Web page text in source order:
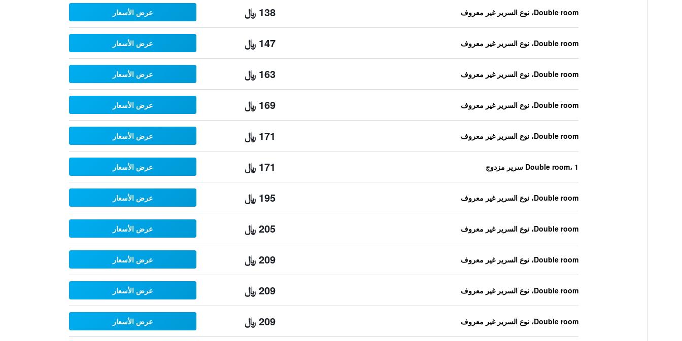
Double room، نوع السرير غير معروف 138 ﷼ عرض الأسعار
Double room، نوع السرير غير معروف 147 ﷼ عرض الأسعار
Double room، نوع السرير غير معروف 163 ﷼ عرض الأسعار
Double room، نوع السرير غير معروف 169 ﷼ عرض الأسعار
Double room، نوع السرير غير معروف 171 ﷼ عرض الأسعار
Double room، 1 سرير مزدوج 171 ﷼ عرض الأسعار
Double room، نوع السرير غير معروف 195 ﷼ عرض الأسعار
Double room، نوع السرير غير معروف 205 ﷼ عرض الأسعار
Double room، نوع السرير غير معروف 209 ﷼ عرض الأسعار
Double room، نوع السرير غير معروف 209 ﷼ عرض الأسعار
Double room، نوع السرير غير معروف 209 ﷼ عرض الأسعار